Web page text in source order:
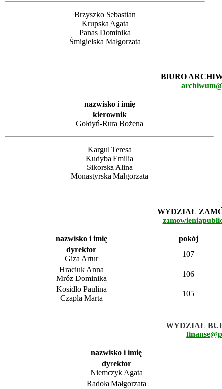
Brzyszko Sebastian
Krupska Agata
Panas Dominika
Śmigielska Małgorzata
BIURO
nazwisko i imię
kierownik
Gołdyń-Rura Bożena
Kargul Teresa
Kudyba Emilia
Sikorska Alina
Monastyrska Małgorzata
WYDZIAŁ
nazwisko i imię
pokój
dyrektor
Giza Artur
107
Hraciuk Anna
Mróz Dominika
106
Kosidło Paulina
Czapla Marta
105
WYDZIAŁ
nazwisko i imię
dyrektor
Niemczyk Agata
Radoła Małgorzata